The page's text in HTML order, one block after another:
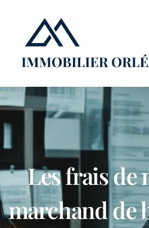
Les frais de
marchand de